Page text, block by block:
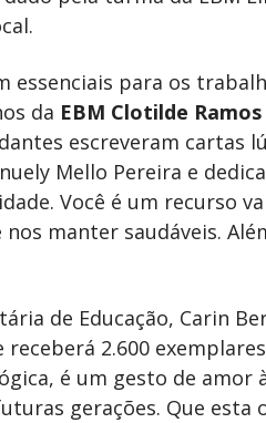
essenciais para os
da EBM Clotilde Ramos
escreveram cartas
Mello Pereira e
Você é um recurso
manter saudáveis.
de Educação, Carin
2.600
é um gesto de amor
gerações. Que